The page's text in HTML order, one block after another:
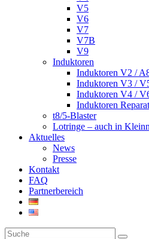
V5
V6
V7
V7B
V9
Induktoren
Induktoren V2 /
Induktoren V3 /
Induktoren V4 /
Induktoren
t8/5-Blaster
Lotringe – auch in
Aktuelles
News
Presse
Kontakt
FAQ
Partnerbereich